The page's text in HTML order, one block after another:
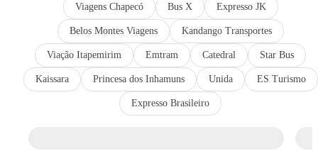
Viagens Chapecó Bus X Expresso JK
Belos Montes Viagens Kandango Transportes
Viação Itapemirim Emtram Catedral Star Bus
Kaissara Princesa dos Inhamuns Unida ES Turismo
Expresso Brasileiro